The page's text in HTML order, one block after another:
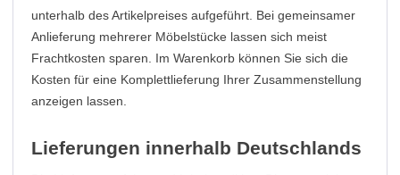
unterhalb des Artikelpreises aufgeführt. Bei gemeinsamer
Anlieferung mehrerer Möbelstücke lassen sich meist
Frachtkosten sparen. Im Warenkorb können Sie sich die
Kosten für eine Komplettlieferung Ihrer Zusammenstellung
anzeigen lassen.
Lieferungen innerhalb Deutschlands